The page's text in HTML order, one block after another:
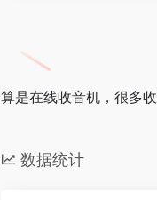
算是在线收音机，很多
数据统计